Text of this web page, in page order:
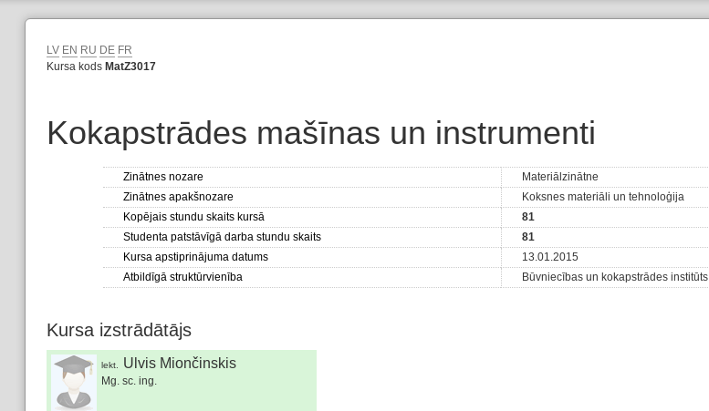
LV EN RU DE FR
Kursa kods MatZ3017
Kokapstrādes mašīnas un instrumenti
Zinātnes nozare
Materiālzinātne
Zinātnes apakšnozare
Koksnes materiāli un tehnoloģija
Kopējais stundu skaits kursā
81
Studenta patstāvīgā darba stundu skaits
81
Kursa apstiprinājuma datums
13.01.2015
Atbildīgā struktūrvienība
Būvniecības un kokapstrādes institūts
Kursa izstrādātājs
lekt. Ulvis Miončinskis
Mg. sc. ing.